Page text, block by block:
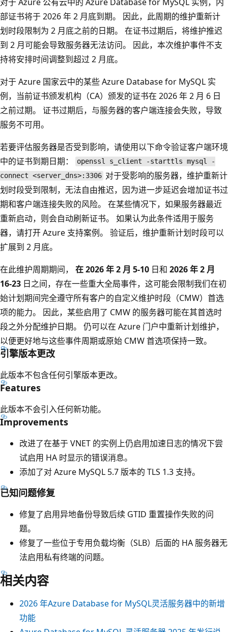
部证书将于 2026 年 2 月底到期。 因此，此周期的维护重新计
划时段限制为 2 月底之前的日期。 在证书过期后，将维护推迟
到 2 月可能会导致服务器无法访问。 因此，本次维护事件不支
持将安排时间调整到超过 2 月底。
对于 Azure 国家云中的某些 Azure Database for MySQL 实
例，当前证书颁发机构（CA）颁发的证书在 2026 年 2 月 6 日
之前过期。 证书过期后，与服务器的客户端连接会失败，导致
服务不可用。
若要评估服务器是否受到影响，请使用以下命令验证客户端环境
中的证书到期日期：
openssl s_client -starttls mysql -
connect <server_dns>:3306 对于受影响的服务器，维护重新计
划时段受到限制，无法自由推迟，因为进一步延迟会增加证书过
期和客户端连接失败的风险。 在某些情况下，如果服务器最近
重新启动，则会自动刷新证书。 如果认为此条件适用于服务
器，请打开 Azure 支持案例。 验证后，维护重新计划时段可以
扩展到 2 月底。
在此维护周期期间， 在 2026 年 2 月 5-10 日和 2026 年 2 月
16-23 日之间，存在一些重大全局事件，这可能会限制我们在初
始计划期间完全遵守所有客户的自定义维护时段（CMW）首选
项的能力。 因此，某些启用了 CMW 的服务器可能在其首选时
段之外分配维护日期。 仍可以在 Azure 门户中重新计划维护，
以便更好地与这些事件周期或原始 CMW 首选项保持一致。
引擎版本更改
此版本不包含任何引擎版本更改。
Features
此版本不会引入任何新功能。
Improvements
改进了在基于 VNET 的实例上仍启用加速日志的情况下尝
试启用 HA 时显示的错误消息。
添加了对 Azure MySQL 5.7 版本的 TLS 1.3 支持。
已知问题修复
修复了启用异地备份导致后续 GTID 重置操作失败的问
题。
修复了一些位于专用负载均衡（SLB）后面的 HA 服务器无
法启用私有终端的问题。
相关内容
2026 年Azure Database for MySQL灵活服务器中的新增
功能